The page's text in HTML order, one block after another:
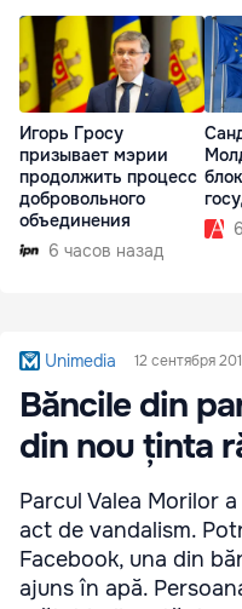
Игорь Гросу
призывает мэрии
продолжить процесс
добровольного
объединения
6 часов назад
Unimedia 12 сентября
Băncile din
din nou ținta
Parcul Valea Morilor
act de vandalism.
Facebook, una din
ajuns în apă.